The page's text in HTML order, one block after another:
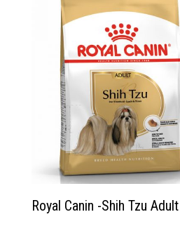
Royal Canin -Shih Tzu